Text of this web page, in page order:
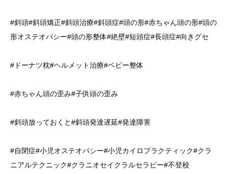
#斜頭#斜頭矯正#斜頭治療#斜頭症#頭の形#赤ちゃん頭の形#頭の
形オステオパシー#頭の形整体#絶壁#短頭症#長頭症#向きグセ
#ドーナツ枕#ヘルメット治療#ベビー整体
#赤ちゃん頭の歪み#子供頭の歪み
#斜頭放っておくと#斜頭発達遅延#発達障害
#自閉症#小児オステオパシー#小児カイロプラクティック#クラ
ニアルテクニック#クラニオセイクラルセラピー#不登校